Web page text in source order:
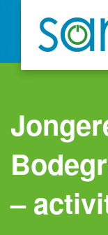
–